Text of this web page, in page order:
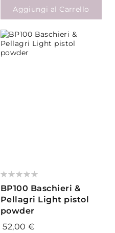
Aggiungi al Carrello
Valutazione:
BP100 Baschieri &
Pellagri Light pistol
powder
52,00 €